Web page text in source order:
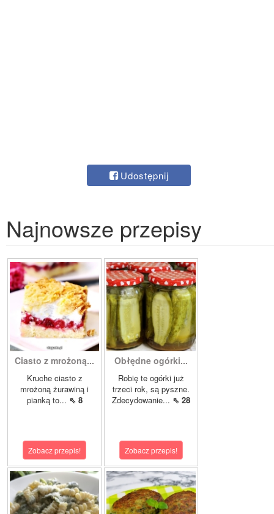
Udostępnij
Najnowsze przepisy
Ciasto z mrożoną...
Kruche ciasto z
mrożoną żurawiną i
pianką to... ⇖ 8
Zobacz przepis!
Obłędne ogórki...
Robię te ogórki już
trzeci rok, są pyszne.
Zdecydowanie... ⇖ 28
Zobacz przepis!